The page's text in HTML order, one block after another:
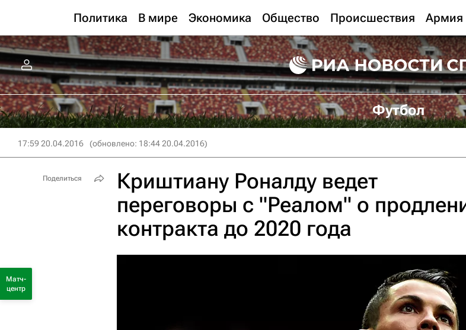
Политика В мире Экономика Общество Происшествия Армия
Футбол
17:59 20.04.2016 (обновлено: 18:44 20.04.2016)
Криштиану Роналду ведет
переговоры с "Реалом" о
контракта до 2020 года
Поделиться
Матч-
центр